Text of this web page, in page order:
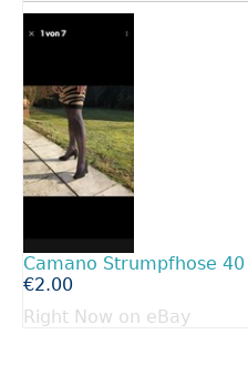
Camano Strumpfhose 40
€2.00
Right Now on eBay